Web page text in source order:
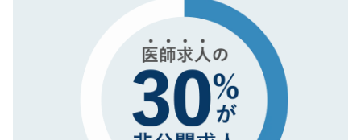
で、機密保持に関してもご安心ください。